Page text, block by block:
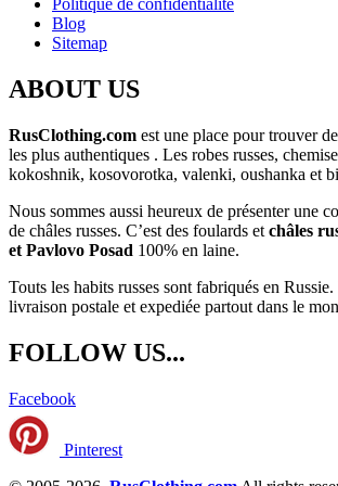
Politique de confidentialité
Blog
Sitemap
ABOUT US
RusClothing.com est une place pour trouver
les plus authentiques . Les robes russes,
kokoshnik, kosovorotka, valenki, oushanka et
Nous sommes aussi heureux de présenter une
de châles russes. C’est des foulards et châles
et Pavlovo Posad 100% en laine.
Touts les habits russes sont fabriqués en
livraison postale et expediée partout dans le
FOLLOW US...
Facebook
Pinterest